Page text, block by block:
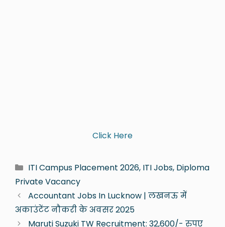
Click Here
ITI Campus Placement 2026, ITI Jobs, Diploma
Private Vacancy
Accountant Jobs In Lucknow | लखनऊ में
अकाउंटेंट नौकरी के अवसर 2025
Maruti Suzuki TW Recruitment: 32,600/- रुपए